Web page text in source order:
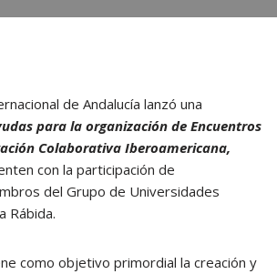
de Andalucía lanzó una
para la organización de Encuentros
Colaborativa Iberoamericana,
con la participación de
del Grupo de Universidades
Rábida.
como objetivo primordial la creación y